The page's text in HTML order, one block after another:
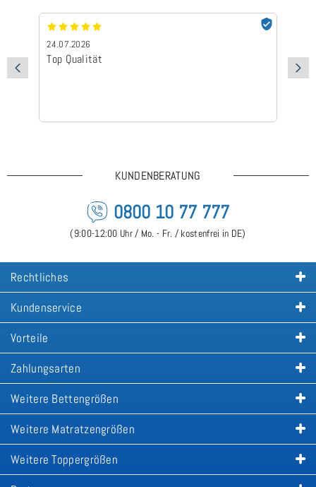
24.07.2026
Top Qualität
KUNDENBERATUNG
0800 10 77 777
(9:00-12:00 Uhr / Mo. - Fr. / kostenfrei in DE)
Rechtliches
Kundenservice
Vorteile
Zahlungsarten
Weitere Bettengrößen
Weitere Matratzengrößen
Weitere Toppergrößen